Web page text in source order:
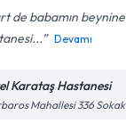
de babamın beynine
Devamı
Karataş Hastanesi
Mahallesi 336